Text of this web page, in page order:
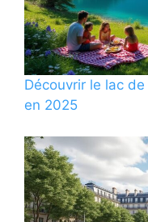
Découvrir le lac
en 2025